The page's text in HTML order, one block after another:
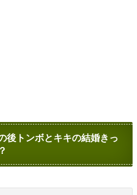
後トンボとキキの結婚きっ